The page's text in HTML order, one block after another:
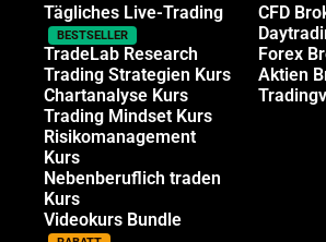
Tägliches Live-Trading
BESTSELLER
TradeLab Research
Trading Strategien Kurs
Chartanalyse Kurs
Trading Mindset Kurs
Risikomanagement
Kurs
Nebenberuflich traden
Kurs
Videokurs Bundle
CFD
Forex
Aktien